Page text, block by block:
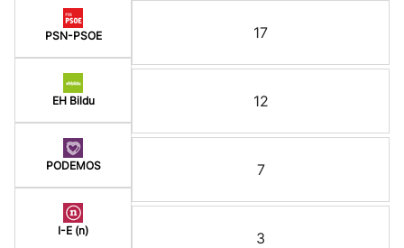
PSN-PSOE
EH Bildu
PODEMOS
I-E (n)
17
12
7
3